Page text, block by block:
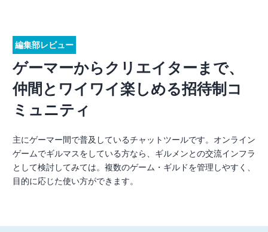
編集部レビュー
ゲーマーからクリエイターまで、
仲間とワイワイ楽しめる招待制コ
ミュニティ
主にゲーマー間で普及しているチャットツールです。オンライン
ゲームでギルマスをしている方なら、ギルメンとの交流インフラ
として検討してみては。複数のゲーム・ギルドを管理しやすく、
目的に応じた使い方ができます。